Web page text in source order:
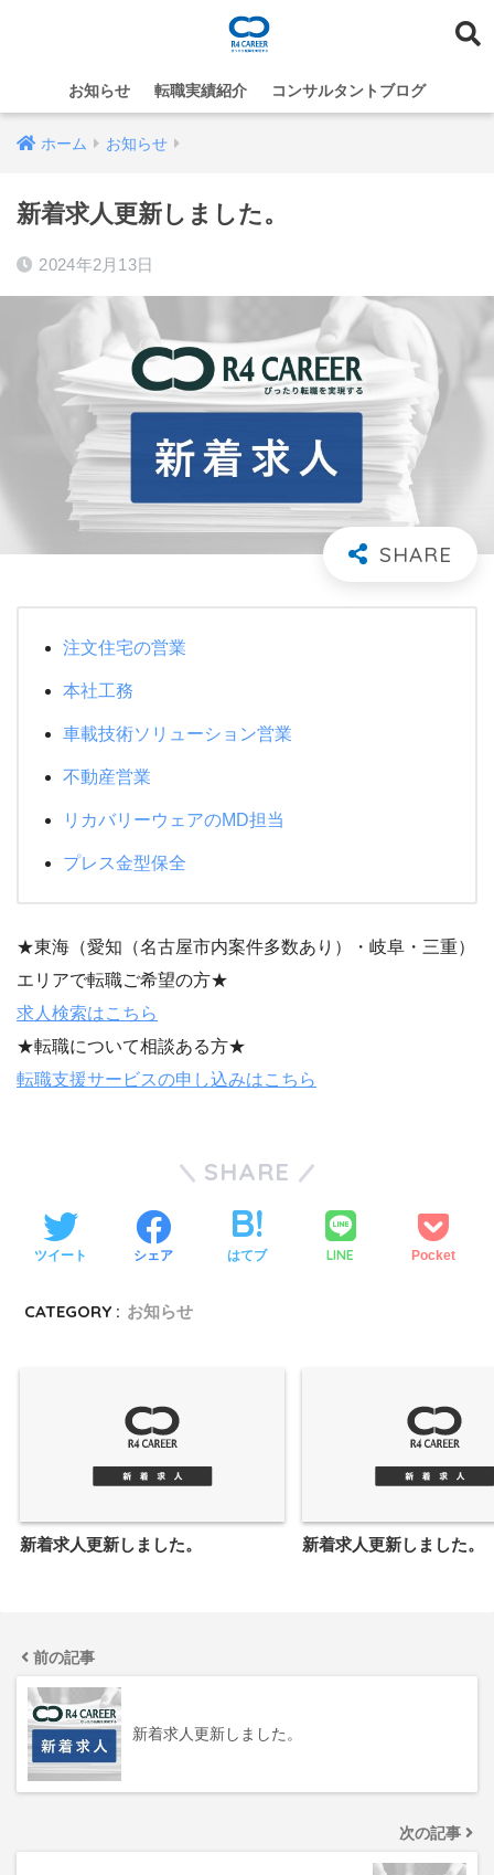
お知らせ 転職実績紹介 コンサルタントブログ
ホーム お知らせ
新着求人更新しました。
2024年2月13日
注文住宅の営業
本社工務
車載技術ソリューション営業
不動産営業
リカバリーウェアのMD担当
プレス金型保全
★東海（愛知（名古屋市内案件多数あり）・岐阜・三重）
エリアで転職ご希望の方★
求人検索はこちら
★転職について相談ある方★
転職支援サービスの申し込みはこちら
SHARE
ツイート シェア はてブ LINE Pocket
CATEGORY : お知らせ
新着求人更新しました。 新着求人更新しました。
前の記事
新着求人更新しました。
次の記事